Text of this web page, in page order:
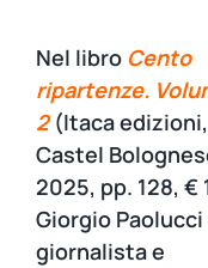
Nel libro Cento
ripartenze.
2 (Itaca edizioni,
Castel
2025, pp. 128, €
Giorgio Paolucci
giornalista e